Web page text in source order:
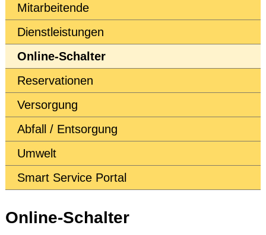
Mitarbeitende
Dienstleistungen
Online-Schalter
Reservationen
Versorgung
Abfall / Entsorgung
Umwelt
Smart Service Portal
Online-Schalter